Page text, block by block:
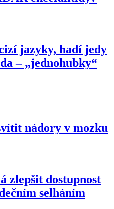
jazyky, hadí jedy
–⁠ „jednohubky“
nádory v mozku
zlepšit dostupnost
selháním